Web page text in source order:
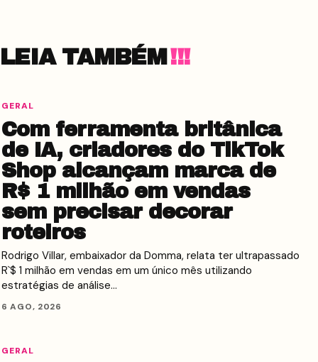
LEIA TAMBÉM
GERAL
Com ferramenta britânica
de IA, criadores do TikTok
Shop alcançam marca de
R$ 1 milhão em vendas
sem precisar decorar
roteiros
Rodrigo Villar, embaixador da Domma, relata ter ultrapassado
R`$ 1 milhão em vendas em um único mês utilizando
estratégias de análise…
6 AGO, 2026
GERAL